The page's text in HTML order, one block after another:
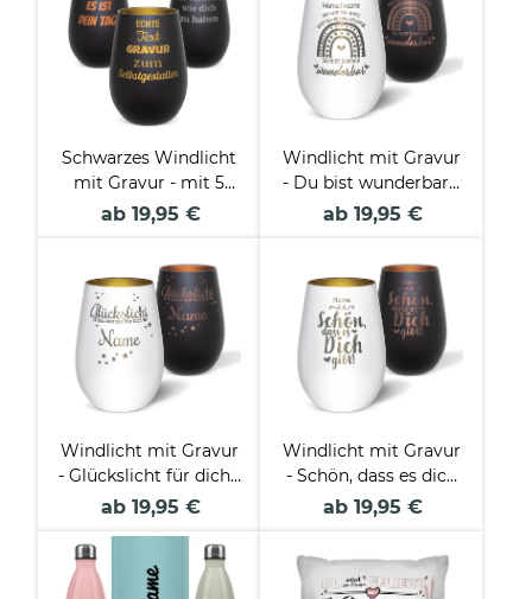
Schwarzes Windlicht
mit Gravur - mit 5
Zeilen Text selbst
verschiedene Farben
ab 19,95 €
Windlicht mit Gravur
- Du bist wunderbar -
mit Name - inkl.
ab 19,95 €
Windlicht mit Gravur
- Glückslicht für dich -
mit Name - inkl.
ab 19,95 €
Windlicht mit Gravur
- Schön, dass es dich
gibt - mit Name - inkl.
ab 19,95 €